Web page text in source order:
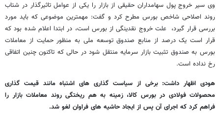
وی سیر خروج پول سهامداران حقیقی از بازار را یکی از عوامل تاثیرگذار در شتاب
روند اصلاحی شاخص بورس مطرح کرد و گفت: مهمترین موضوعی که باید مورد
بررسی قرار گیرد، علت خروج نقدینگی از بورس است، در ابتدا اعلام شده بود که
قرار است یک درصد از منابع صندوق توسعه ملی به منظور حمایت از معاملات
بورس به صندوق تثبیت بازار سرمایه منتقل شود در حالی که تاکنون چنین اتفاقی
رخ نداده است.
هودی اظهار داشت: برخی از سیاست گذاری های اشتباه مانند قیمت گذاری
محصولات فولادی در بورس کالا، زمینه به هم ریختگی روند معاملات بازار را
فراهم کرد که اجرای آن پس از ایجاد حاشیه های فراوان لغو شد.